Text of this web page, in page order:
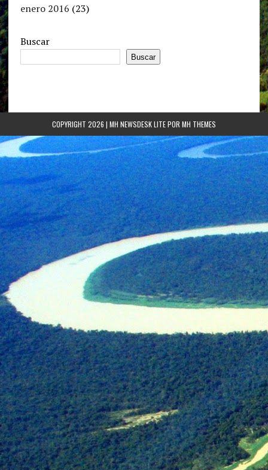
enero 2016 (23)
Buscar
Buscar
COPYRIGHT 2026 | MH NEWSDESK LITE POR MH THEMES